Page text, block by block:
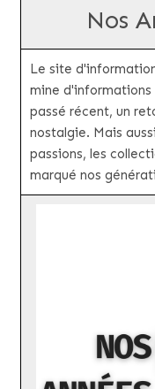
Nos
Le site
mine
passé récent, un
nostalgie. Mais
passions, les
marqué nos